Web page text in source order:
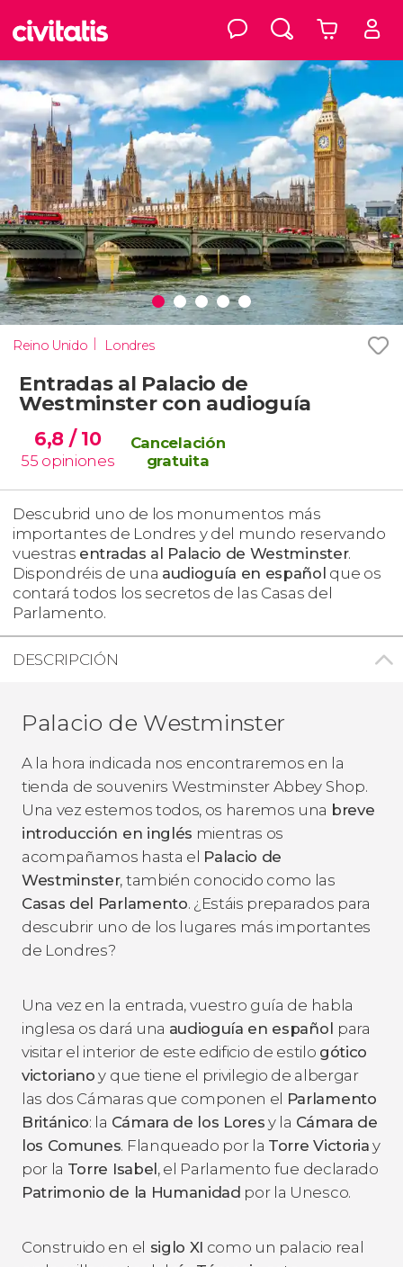
Reino Unido Londres
Entradas al Palacio de
Westminster con audioguía
6,8 / 10
55 opiniones
Cancelación
gratuita
Descubrid uno de los monumentos más
importantes de Londres y del mundo reservando
vuestras entradas al Palacio de Westminster.
Dispondréis de una audioguía en español que os
contará todos los secretos de las Casas del
Parlamento.
DESCRIPCIÓN
Palacio de Westminster
A la hora indicada nos encontraremos en la
tienda de souvenirs Westminster Abbey Shop.
Una vez estemos todos, os haremos una breve
introducción en inglés mientras os
acompañamos hasta el Palacio de
Westminster, también conocido como las
Casas del Parlamento. ¿Estáis preparados para
descubrir uno de los lugares más importantes
de Londres?
Una vez en la entrada, vuestro guía de habla
inglesa os dará una audioguía en español para
visitar el interior de este edificio de estilo gótico
victoriano y que tiene el privilegio de albergar
las dos Cámaras que componen el Parlamento
Británico: la Cámara de los Lores y la Cámara de
los Comunes. Flanqueado por la Torre Victoria y
por la Torre Isabel, el Parlamento fue declarado
Patrimonio de la Humanidad por la Unesco.
Construido en el siglo XI como un palacio real